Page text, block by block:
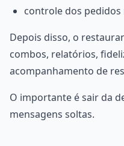
controle dos pedidos
Depois disso, o
combos, relatórios,
acompanhamento de
O importante é sair da
mensagens soltas.